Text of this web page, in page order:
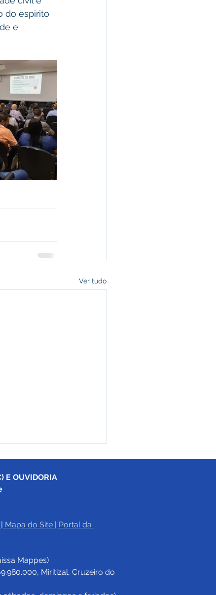
do espirito
e
Ver tudo
do Estado para
de políticas
E OUVIDORIA
Mapa do Site
Portal da
Mappes)
Miritizal, Cruzeiro do